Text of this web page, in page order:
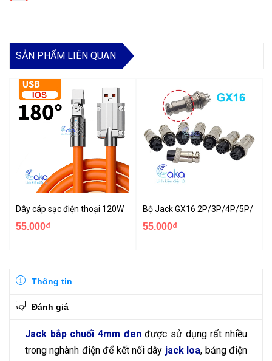
SẢN PHẨM LIÊN QUAN
Dây cáp sạc điện thoại 120W xoay 180 độ Jack Micro Iphone Type-
55.000₫
Bộ Jack GX16 2P/3P/4P/5P/6P
55.000₫
Thông tin
Đánh giá
Jack bắp chuối 4mm đenđược sử dụng rất nhiều
trong nghành điện để kết nối dây jack loa, bảng điện